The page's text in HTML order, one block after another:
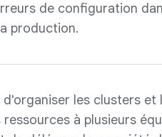
de configuration
production.
les clusters et
à plusieurs